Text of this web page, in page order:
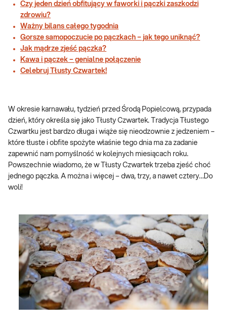
Czy jeden dzień obfitujący w faworki i pączki zaszkodzi
zdrowiu?
Ważny bilans całego tygodnia
Gorsze samopoczucie po pączkach – jak tego uniknąć?
Jak mądrze zjeść pączka?
Kawa i pączek – genialne połączenie
Celebruj Tłusty Czwartek!
W okresie karnawału, tydzień przed Środą Popielcową, przypada
dzień, który określa się jako Tłusty Czwartek. Tradycja Tłustego
Czwartku jest bardzo długa i wiąże się nieodzownie z jedzeniem –
które tłuste i obfite spożyte właśnie tego dnia ma za zadanie
zapewnić nam pomyślność w kolejnych miesiącach roku.
Powszechnie wiadomo, że w Tłusty Czwartek trzeba zjeść choć
jednego pączka. A można i więcej – dwa, trzy, a nawet cztery…Do
woli!